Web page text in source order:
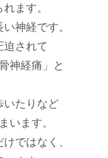
ます。
神経です。
迫されて
神経痛」と
いたりなど
います。
ではなく、